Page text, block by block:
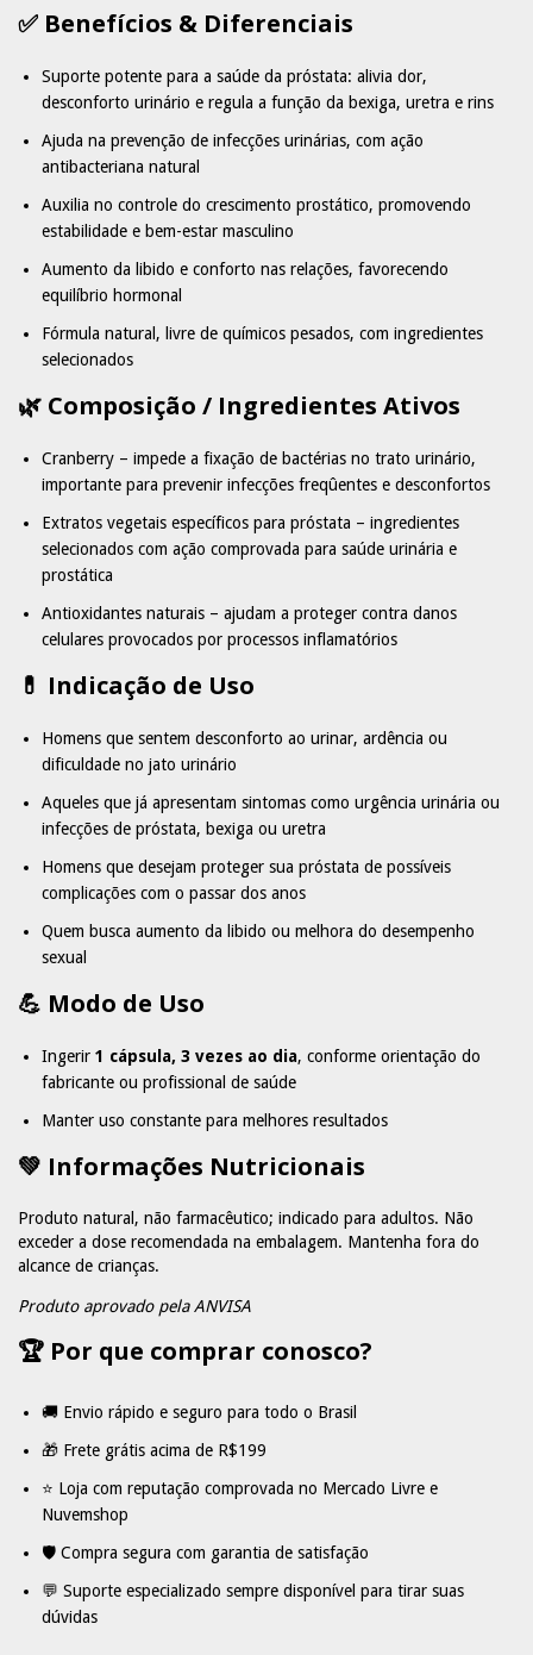
✅ Benefícios & Diferenciais
Suporte potente para a saúde da próstata: alivia dor,
desconforto urinário e regula a função da bexiga, uretra e rins
Ajuda na prevenção de infecções urinárias, com ação
antibacteriana natural
Auxilia no controle do crescimento prostático, promovendo
estabilidade e bem-estar masculino
Aumento da libido e conforto nas relações, favorecendo
equilíbrio hormonal
Fórmula natural, livre de químicos pesados, com ingredientes
selecionados
🌿 Composição / Ingredientes Ativos
Cranberry – impede a fixação de bactérias no trato urinário,
importante para prevenir infecções freqûentes e desconfortos
Extratos vegetais específicos para próstata – ingredientes
selecionados com ação comprovada para saúde urinária e
prostática
Antioxidantes naturais – ajudam a proteger contra danos
celulares provocados por processos inflamatórios
💊 Indicação de Uso
Homens que sentem desconforto ao urinar, ardência ou
dificuldade no jato urinário
Aqueles que já apresentam sintomas como urgência urinária ou
infecções de próstata, bexiga ou uretra
Homens que desejam proteger sua próstata de possíveis
complicações com o passar dos anos
Quem busca aumento da libido ou melhora do desempenho
sexual
💪 Modo de Uso
Ingerir 1 cápsula, 3 vezes ao dia, conforme orientação do
fabricante ou profissional de saúde
Manter uso constante para melhores resultados
💚 Informações Nutricionais
Produto natural, não farmacêutico; indicado para adultos. Não
exceder a dose recomendada na embalagem. Mantenha fora do
alcance de crianças.
Produto aprovado pela ANVISA
🏆 Por que comprar conosco?
🚚 Envio rápido e seguro para todo o Brasil
🎁 Frete grátis acima de R$199
⭐ Loja com reputação comprovada no Mercado Livre e
Nuvemshop
🛡 Compra segura com garantia de satisfação
💬 Suporte especializado sempre disponível para tirar suas
dúvidas